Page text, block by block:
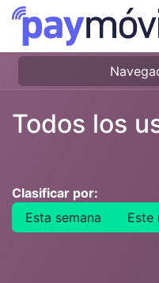
Todos los
Clasificar por:
Esta semana
Este